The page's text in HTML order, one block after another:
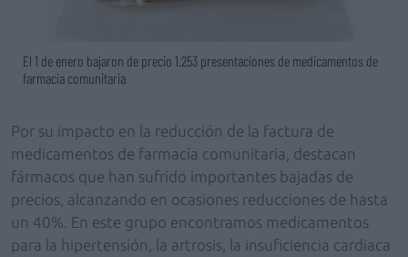
El 1 de enero bajaron de precio 1.253 presentaciones de medicamentos de
farmacia comunitaria
Por su impacto en la reducción de la factura de
medicamentos de farmacia comunitaria, destacan
fármacos que han sufrido importantes bajadas de
precios, alcanzando en ocasiones reducciones de hasta
un 40%. En este grupo encontramos medicamentos
para la hipertensión, la artrosis, la insuficiencia cardiaca